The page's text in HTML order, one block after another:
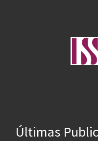
Últimas